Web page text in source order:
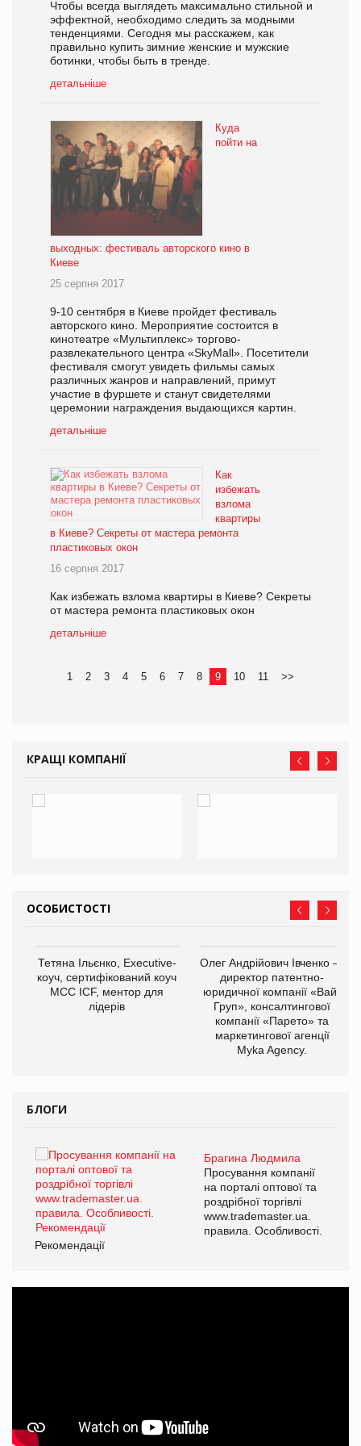
Чтобы всегда выглядеть максимально стильной и
эффектной, необходимо следить за модными
тенденциями. Сегодня мы расскажем, как
правильно купить зимние женские и мужские
ботинки, чтобы быть в тренде.
детальніше
Куда
пойти на
выходных: фестиваль авторского кино в
Киеве
25 серпня 2017
9-10 сентября в Киеве пройдет фестиваль
авторского кино. Мероприятие состоится в
кинотеатре «Мультиплекс» торгово-
развлекательного центра «SkyMall». Посетители
фестиваля смогут увидеть фильмы самых
различных жанров и направлений, примут
участие в фуршете и станут свидетелями
церемонии награждения выдающихся картин.
детальніше
Как
избежать
взлома
квартиры
в Киеве? Секреты от мастера ремонта
пластиковых окон
16 серпня 2017
Как избежать взлома квартиры в Киеве? Секреты
от мастера ремонта пластиковых окон
детальніше
1 2 3 4 5 6 7 8 9 10 11 >>
КРАЩІ КОМПАНІЇ
ОСОБИСТОСТІ
Тетяна Ільєнко, Executive-
коуч, сертифікований коуч
МСС ICF, ментор для
лідерів
Олег Андрійович Івченко —
директор патентно-
юридичної компанії «Вайз
Груп», консалтингової
компанії «Парето» та
маркетингової агенції
Myka Agency.
БЛОГИ
Брагина Людмила
Просування компанії
на порталі оптової та
роздрібної торгівлі
www.trademaster.ua.
правила. Особливості.
Рекомендації